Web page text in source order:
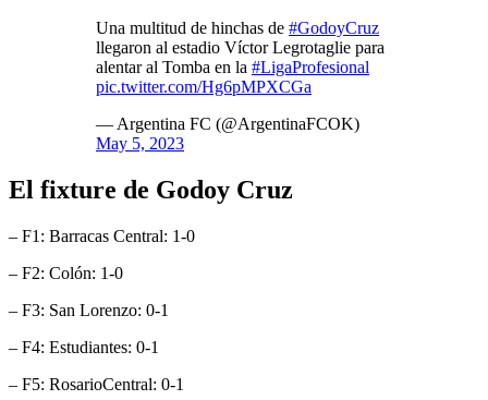
Una multitud de hinchas de #GodoyCruz
llegaron al estadio Víctor Legrotaglie para
alentar al Tomba en la #LigaProfesional
pic.twitter.com/Hg6pMPXCGa
— Argentina FC (@ArgentinaFCOK)
May 5, 2023
El fixture de Godoy Cruz
– F1: Barracas Central: 1-0
– F2: Colón: 1-0
– F3: San Lorenzo: 0-1
– F4: Estudiantes: 0-1
– F5: RosarioCentral: 0-1